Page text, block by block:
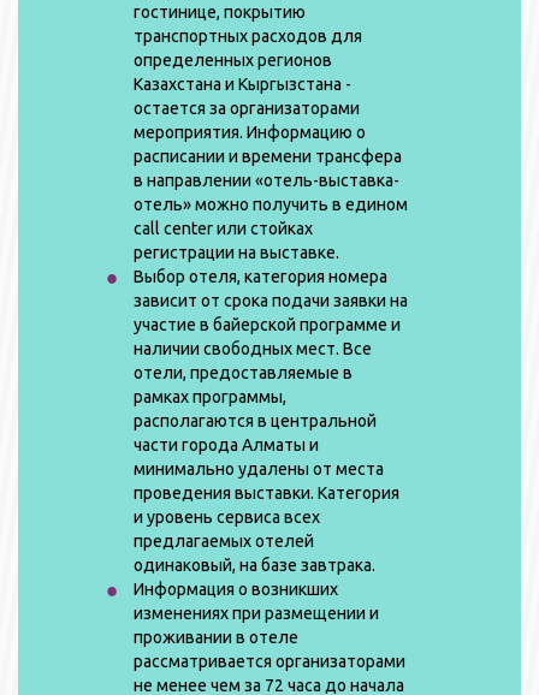
гостинице, покрытию
транспортных расходов для
определенных регионов
Казахстана и Кыргызстана -
остается за организаторами
мероприятия. Информацию о
расписании и времени трансфера
в направлении «отель-выставка-
отель» можно получить в едином
call center или стойках
регистрации на выставке.
Выбор отеля, категория номера
зависит от срока подачи заявки на
участие в байерской программе и
наличии свободных мест. Все
отели, предоставляемые в
рамках программы,
располагаются в центральной
части города Алматы и
минимально удалены от места
проведения выставки. Категория
и уровень сервиса всех
предлагаемых отелей
одинаковый, на базе завтрака.
Информация о возникших
изменениях при размещении и
проживании в отеле
рассматривается организаторами
не менее чем за 72 часа до начала